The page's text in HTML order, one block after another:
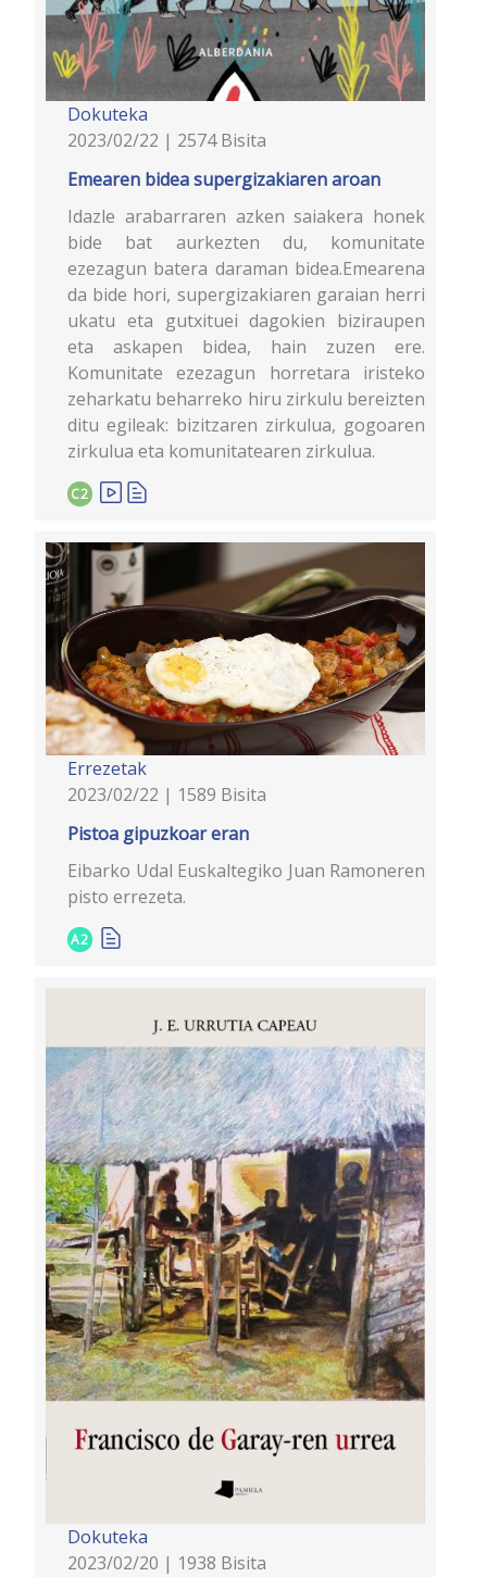
Dokuteka
2023/02/22 | 2574 Bisita
Emearen bidea supergizakiaren aroan
Idazle arabarraren azken saiakera honek
bide bat aurkezten du, komunitate
ezezagun batera daraman bidea.Emearena
da bide hori, supergizakiaren garaian herri
ukatu eta gutxituei dagokien biziraupen
eta askapen bidea, hain zuzen ere.
Komunitate ezezagun horretara iristeko
zeharkatu beharreko hiru zirkulu bereizten
ditu egileak: bizitzaren zirkulua, gogoaren
zirkulua eta komunitatearen zirkulua.
C2
Errezetak
2023/02/22 | 1589 Bisita
Pistoa gipuzkoar eran
Eibarko Udal Euskaltegiko Juan Ramoneren
pisto errezeta.
A2
Dokuteka
2023/02/20 | 1938 Bisita